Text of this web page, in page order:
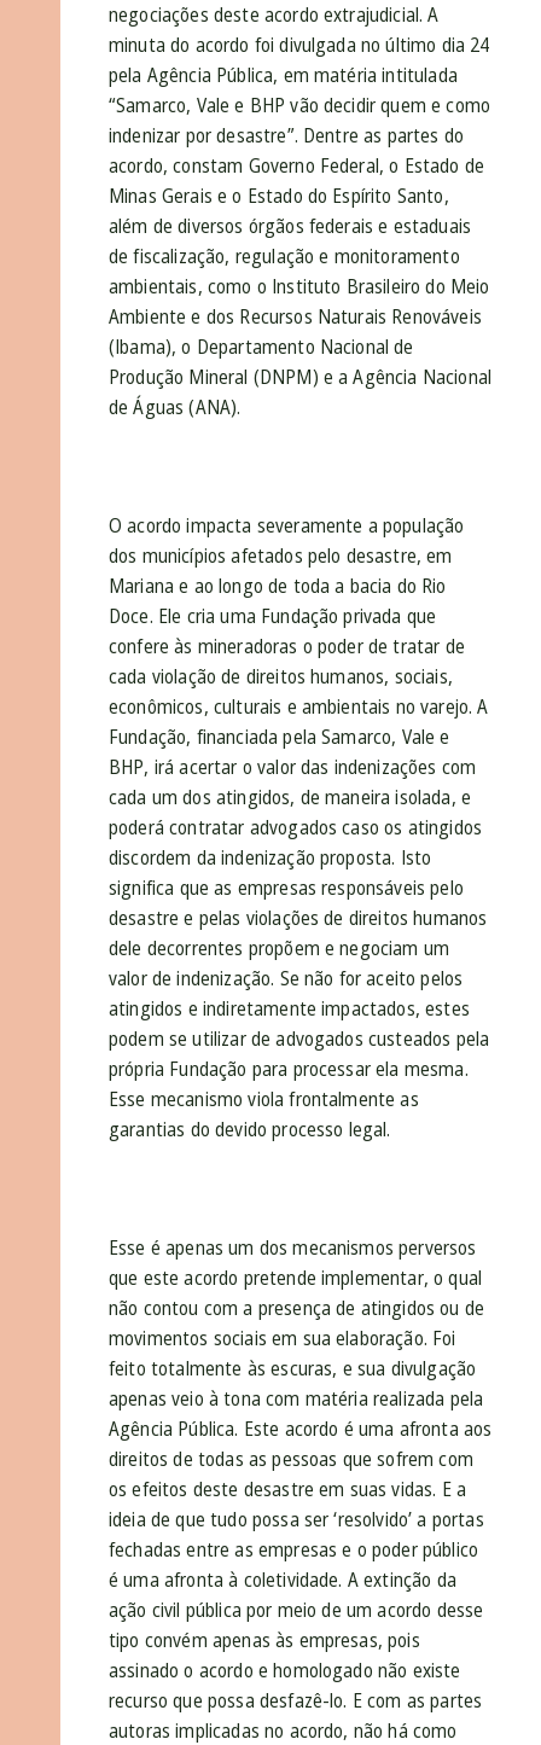
negociações deste acordo extrajudicial. A
minuta do acordo foi divulgada no último dia 24
pela Agência Pública, em matéria intitulada
“Samarco, Vale e BHP vão decidir quem e como
indenizar por desastre”. Dentre as partes do
acordo, constam Governo Federal, o Estado de
Minas Gerais e o Estado do Espírito Santo,
além de diversos órgãos federais e estaduais
de fiscalização, regulação e monitoramento
ambientais, como o Instituto Brasileiro do Meio
Ambiente e dos Recursos Naturais Renováveis
(Ibama), o Departamento Nacional de
Produção Mineral (DNPM) e a Agência Nacional
de Águas (ANA).
O acordo impacta severamente a população
dos municípios afetados pelo desastre, em
Mariana e ao longo de toda a bacia do Rio
Doce. Ele cria uma Fundação privada que
confere às mineradoras o poder de tratar de
cada violação de direitos humanos, sociais,
econômicos, culturais e ambientais no varejo. A
Fundação, financiada pela Samarco, Vale e
BHP, irá acertar o valor das indenizações com
cada um dos atingidos, de maneira isolada, e
poderá contratar advogados caso os atingidos
discordem da indenização proposta. Isto
significa que as empresas responsáveis pelo
desastre e pelas violações de direitos humanos
dele decorrentes propõem e negociam um
valor de indenização. Se não for aceito pelos
atingidos e indiretamente impactados, estes
podem se utilizar de advogados custeados pela
própria Fundação para processar ela mesma.
Esse mecanismo viola frontalmente as
garantias do devido processo legal.
Esse é apenas um dos mecanismos perversos
que este acordo pretende implementar, o qual
não contou com a presença de atingidos ou de
movimentos sociais em sua elaboração. Foi
feito totalmente às escuras, e sua divulgação
apenas veio à tona com matéria realizada pela
Agência Pública. Este acordo é uma afronta aos
direitos de todas as pessoas que sofrem com
os efeitos deste desastre em suas vidas. E a
ideia de que tudo possa ser ‘resolvido’ a portas
fechadas entre as empresas e o poder público
é uma afronta à coletividade. A extinção da
ação civil pública por meio de um acordo desse
tipo convém apenas às empresas, pois
assinado o acordo e homologado não existe
recurso que possa desfazê-lo. E com as partes
autoras implicadas no acordo, não há como